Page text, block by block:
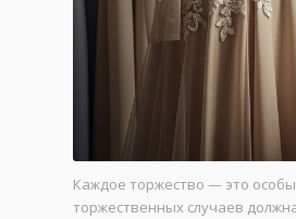
Каждое торжество — это
торжественных случаев